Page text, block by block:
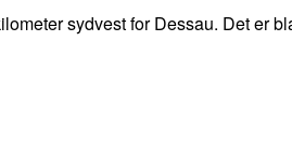
sydvest for Dessau. Det er